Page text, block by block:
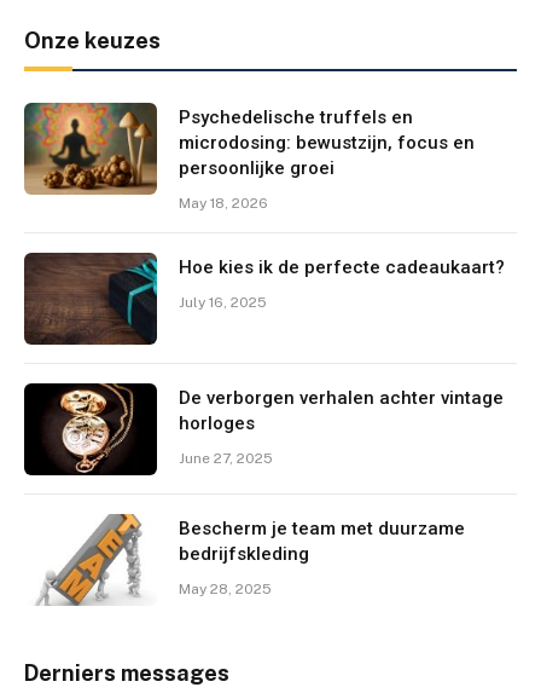
Onze keuzes
Psychedelische truffels en
microdosing: bewustzijn, focus en
persoonlijke groei
May 18, 2026
Hoe kies ik de perfecte cadeaukaart?
July 16, 2025
De verborgen verhalen achter vintage
horloges
June 27, 2025
Bescherm je team met duurzame
bedrijfskleding
May 28, 2025
Derniers messages